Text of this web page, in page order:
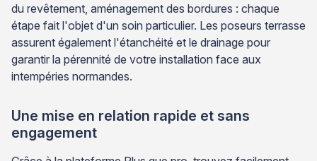
du revêtement, aménagement des bordures : chaque
étape fait l'objet d'un soin particulier. Les poseurs terrasse
assurent également l'étanchéité et le drainage pour
garantir la pérennité de votre installation face aux
intempéries normandes.
Une mise en relation rapide et sans
engagement